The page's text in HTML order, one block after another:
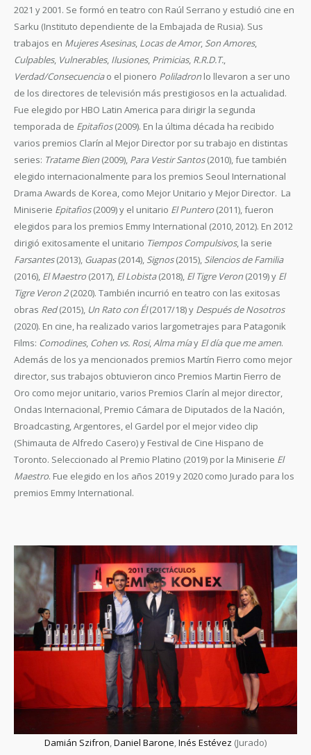
2021 y 2001. Se formó en teatro con Raúl Serrano y estudió cine en
Sarku (Instituto dependiente de la Embajada de Rusia). Sus
trabajos en Mujeres Asesinas, Locas de Amor, Son Amores,
Culpables, Vulnerables, Ilusiones, Primicias, R.R.D.T.,
Verdad/Consecuenciao el pionero Poliladron lo llevaron a ser uno
de los directores de televisión más prestigiosos en la actualidad.
Fue elegido por HBO Latin America para dirigir la segunda
temporada de Epitafios(2009). En la última década ha recibido
varios premios Clarín al Mejor Director por su trabajo en distintas
series: Tratame Bien (2009), Para Vestir Santos(2010), fue también
elegido internacionalmente para los premios Seoul International
Drama Awards de Korea, como Mejor Unitario y Mejor Director. La
Miniserie Epitafios(2009) y el unitario El Puntero (2011), fueron
elegidos para los premios Emmy International (2010, 2012). En 2012
dirigió exitosamente el unitario Tiempos Compulsivos, la serie
Farsantes(2013), Guapas(2014), Signos(2015), Silencios de Familia
(2016), El Maestro (2017), El Lobista(2018), El Tigre Veron (2019) y El
Tigre Veron 2(2020). También incurrió en teatro con las exitosas
obras Red(2015), Un Rato con Él(2017/18) y Después de Nosotros
(2020). En cine, ha realizado varios largometrajes para Patagonik
Films: Comodines, Cohen vs. Rosi,Alma míay El día que me amen.
Además de los ya mencionados premios Martín Fierro como mejor
director, sus trabajos obtuvieron cinco Premios Martin Fierro de
Oro como mejor unitario, varios Premios Clarín al mejor director,
Ondas Internacional, Premio Cámara de Diputados de la Nación,
Broadcasting, Argentores, el Gardel por el mejor video clip
(Shimauta de Alfredo Casero) y Festival de Cine Hispano de
Toronto. Seleccionado al Premio Platino (2019) por la Miniserie El
Maestro. Fue elegido en los años 2019 y 2020 como Jurado para los
premios Emmy International.
Damián Szifron,Daniel Barone,Inés Estévez (Jurado)